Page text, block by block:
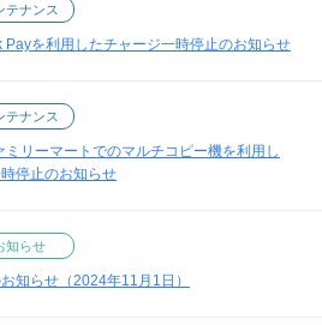
テナンス
Payを利用したチャージ一時停止のお知らせ
テナンス
ミリーマートでのマルチコピー機を利用し
停止のお知らせ
知らせ
知らせ（2024年11月1日）